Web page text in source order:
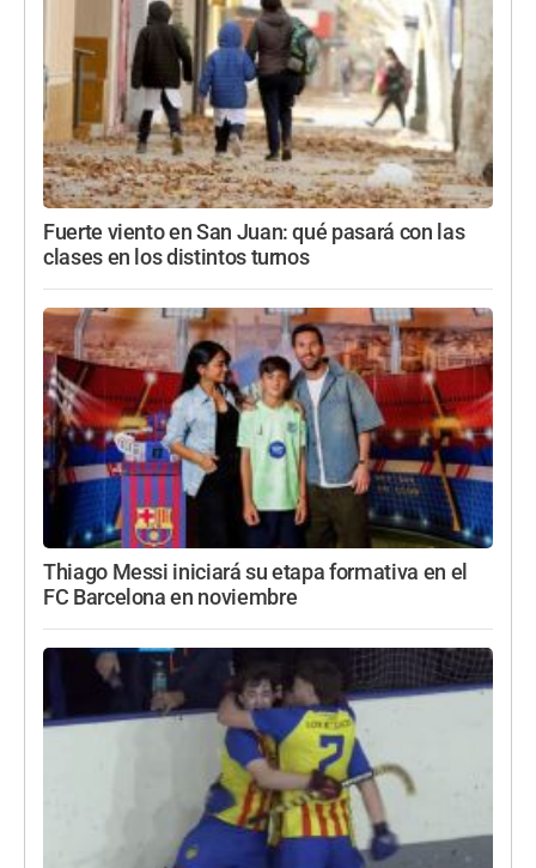
Fuerte viento en San Juan: qué pasará con las
clases en los distintos turnos
Thiago Messi iniciará su etapa formativa en el
FC Barcelona en noviembre